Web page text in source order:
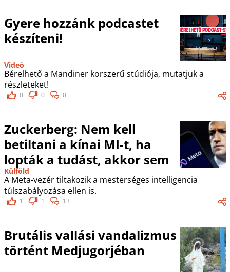
Gyere hozzánk podcastet
készíteni!
Videó
Bérelhető a Mandiner korszerű stúdiója, mutatjuk a
részleteket!
0 0 0
Zuckerberg: Nem kell
betiltani a kínai MI-t, ha
lopták a tudást, akkor sem
Külföld
A Meta-vezér tiltakozik a mesterséges intelligencia
túlszabályozása ellen is.
1 1 13
Brutális vallási vandalizmus
történt Medjugorjéban